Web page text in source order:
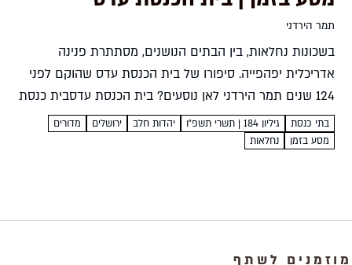
תמר הירדני
בשכונות נחלאות, בין הבתים הנושנים, מסתתרת פנינה
אדריכלית יפהפייה. סיפורו של בית הכנסת עדס שהוקם לפני
124 שנים תמר הירדני לאן נוסעים? בית הכנסת עדסבית כנסת
היסטורי של קהילת יוצאי חלבּ רחוב באר שבע 1, ירושלים...
בתי כנסת גיליון 184 | תשרי תשפ״ו יהדות חלב ירושלים
מדורים
מסע בזמן
נחלאות
מוזמנים לשתף